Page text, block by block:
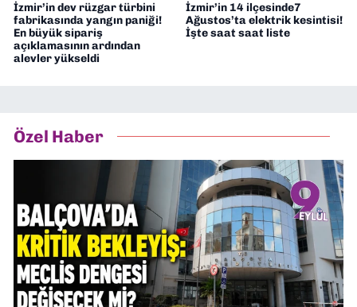
İzmir’in dev rüzgar türbini
fabrikasında yangın paniği!
En büyük sipariş
açıklamasının ardından
alevler yükseldi
İzmir’in 14 ilçesinde7
Ağustos’ta elektrik kesintisi!
İşte saat saat liste
Özel Haber